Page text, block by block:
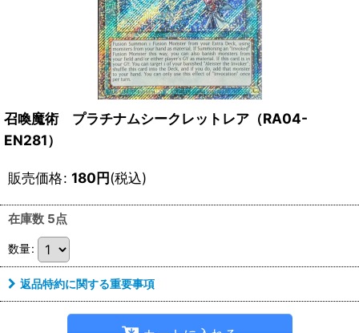
召喚魔術 プラチナムシークレットレア（RA04-
EN281）
販売価格: 180円(税込)
在庫数 5点
数量:
返品特約に関する重要事項